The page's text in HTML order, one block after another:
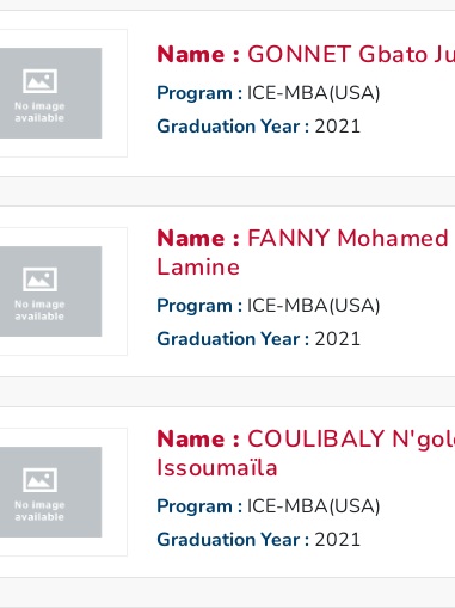
Name : GONNET Gbato
Program : ICE-MBA(USA)
Graduation Year : 2021
Name : FANNY Mohamed
Lamine
Program : ICE-MBA(USA)
Graduation Year : 2021
Name : COULIBALY
Issoumaïla
Program : ICE-MBA(USA)
Graduation Year : 2021